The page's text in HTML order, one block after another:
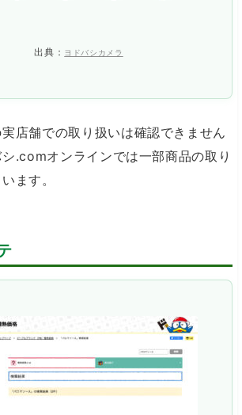
出典： ヨドバシカメラ
店舗での取り扱いは確認できません
.comオンラインでは一部商品の取り
ます。